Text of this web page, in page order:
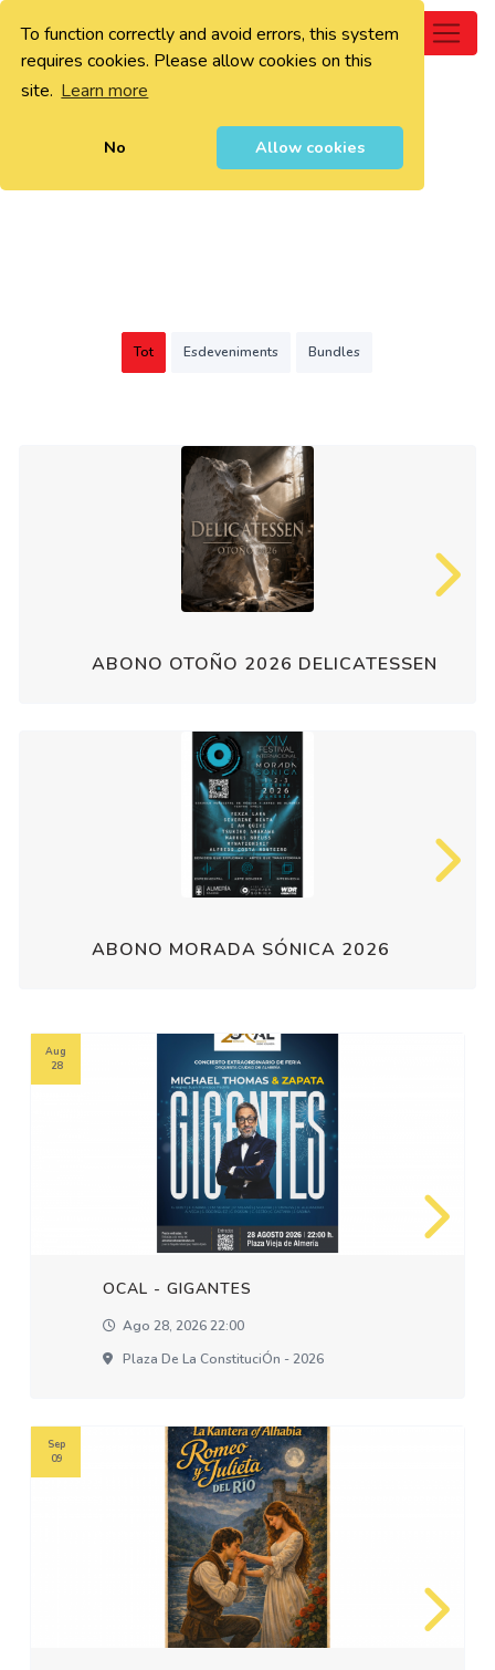
To function correctly and avoid errors, this system
requires cookies. Please allow cookies on this
site. Learn more
No Allow cookies
0
Tot Esdeveniments Bundles
ABONO OTOÑO 2026 DELICATESSEN
ABONO MORADA SÓNICA 2026
OCAL - GIGANTES
Ago 28, 2026 22:00
Plaza De La ConstituciÓn - 2026
Aug
28
Sep
09